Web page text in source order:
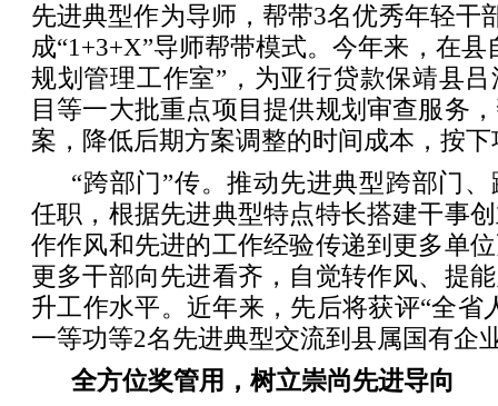
先进典型作为导师，帮带3名优秀年轻干
成“1+3+X”导师帮带模式。今年来，在
规划管理工作室”，为亚行贷款保靖县
目等一大批重点项目提供规划审查服务
案，降低后期方案调整的时间成本，按
“跨部门”传。推动先进典型跨部门
任职，根据先进典型特点特长搭建干事
作作风和先进的工作经验传递到更多单
更多干部向先进看齐，自觉转作风、提
升工作水平。近年来，先后将获评“全省
一等功等2名先进典型交流到县属国有企
全方位奖管用，树立崇尚先进导向